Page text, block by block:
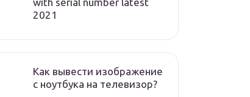
2021
Как вывести изображение
с ноутбука на телевизор?